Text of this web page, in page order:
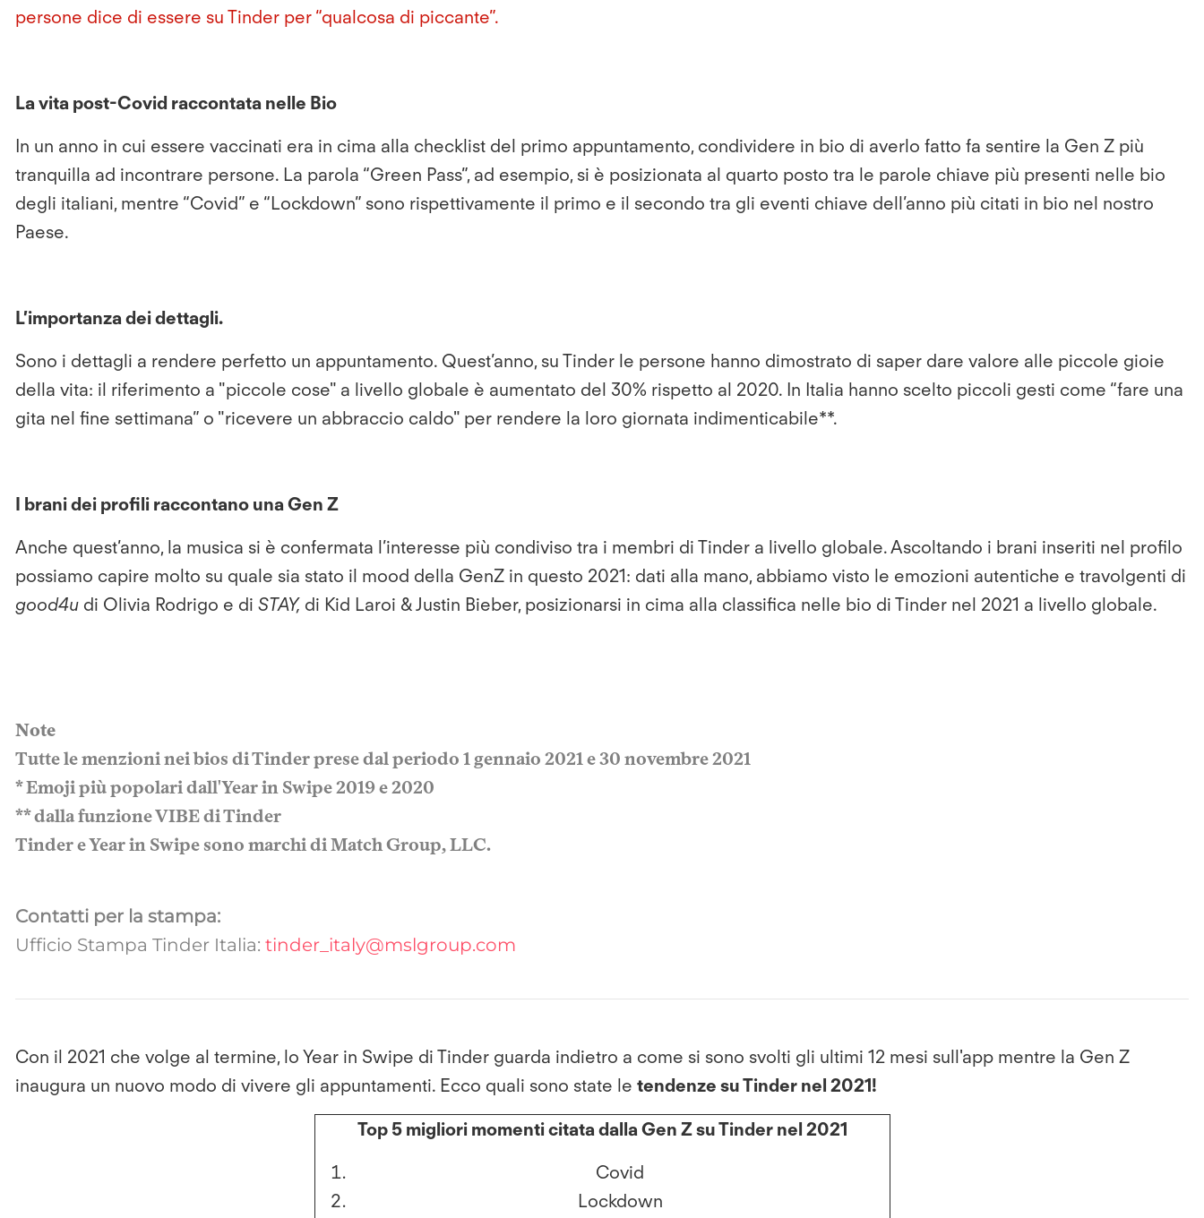
persone dice di essere su Tinder per “qualcosa di piccante”.
La vita post-Covid raccontata nelle Bio
In un anno in cui essere vaccinati era in cima alla checklist del primo appuntamento, condividere in bio di averlo fatto fa sentire la Gen Z più
tranquilla ad incontrare persone. La parola “Green Pass”, ad esempio, si è posizionata al quarto posto tra le parole chiave più presenti nelle bio
degli italiani, mentre “Covid” e “Lockdown” sono rispettivamente il primo e il secondo tra gli eventi chiave dell’anno più citati in bio nel nostro
Paese.
L’importanza dei dettagli.
Sono i dettagli a rendere perfetto un appuntamento. Quest’anno, su Tinder le persone hanno dimostrato di saper dare valore alle piccole gioie
della vita: il riferimento a "piccole cose" a livello globale è aumentato del 30% rispetto al 2020. In Italia hanno scelto piccoli gesti come “fare una
gita nel fine settimana” o "ricevere un abbraccio caldo" per rendere la loro giornata indimenticabile**.
I brani dei profili raccontano una Gen Z
Anche quest’anno, la musica si è confermata l’interesse più condiviso tra i membri di Tinder a livello globale. Ascoltando i brani inseriti nel profilo
possiamo capire molto su quale sia stato il mood della GenZ in questo 2021: dati alla mano, abbiamo visto le emozioni autentiche e travolgenti di
good4u di Olivia Rodrigo e di STAY, di Kid Laroi & Justin Bieber, posizionarsi in cima alla classifica nelle bio di Tinder nel 2021 a livello globale.
Note
Tutte le menzioni nei bios di Tinder prese dal periodo 1 gennaio 2021 e 30 novembre 2021
* Emoji più popolari dall'Year in Swipe 2019 e 2020
** dalla funzione VIBE di Tinder
Tinder e Year in Swipe sono marchi di Match Group, LLC.
Contatti per la stampa:
Ufficio Stampa Tinder Italia: tinder_italy@mslgroup.com
Con il 2021 che volge al termine, lo Year in Swipe di Tinder guarda indietro a come si sono svolti gli ultimi 12 mesi sull'app mentre la Gen Z
inaugura un nuovo modo di vivere gli appuntamenti. Ecco quali sono state le tendenze su Tinder nel 2021!
Top 5 migliori momenti citata dalla Gen Z su Tinder nel 2021
Covid
Lockdown